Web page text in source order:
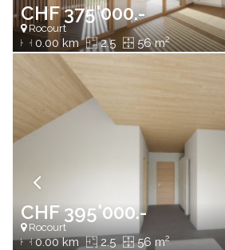
CHF 375'000.-
Rocourt
0.00 km 2.5 56 m2
CHF 395'000.-
Rocourt
0.00 km 2.5 56 m2